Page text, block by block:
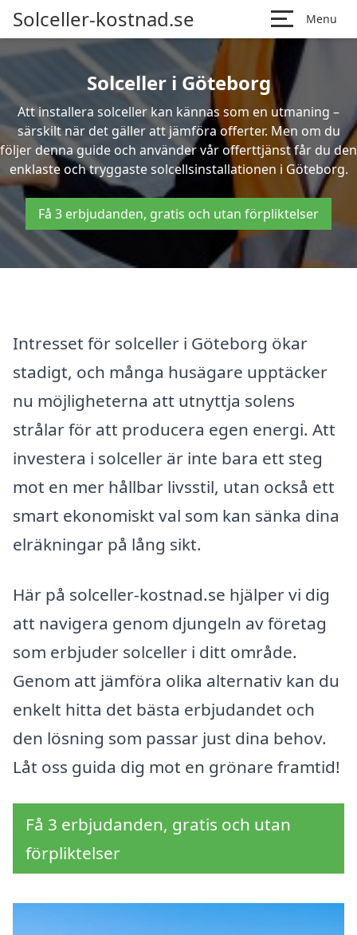
Solceller-kostnad.se Menu
Solceller i Göteborg
Att installera solceller kan kännas som en utmaning –
särskilt när det gäller att jämföra offerter. Men om du
följer denna guide och använder vår offerttjänst får du den
enklaste och tryggaste solcellsinstallationen i Göteborg.
Få 3 erbjudanden, gratis och utan förpliktelser
Intresset för solceller i Göteborg ökar
stadigt, och många husägare upptäcker
nu möjligheterna att utnyttja solens
strålar för att producera egen energi. Att
investera i solceller är inte bara ett steg
mot en mer hållbar livsstil, utan också ett
smart ekonomiskt val som kan sänka dina
elräkningar på lång sikt.
Här på solceller-kostnad.se hjälper vi dig
att navigera genom djungeln av företag
som erbjuder solceller i ditt område.
Genom att jämföra olika alternativ kan du
enkelt hitta det bästa erbjudandet och
den lösning som passar just dina behov.
Låt oss guida dig mot en grönare framtid!
Få 3 erbjudanden, gratis och utan
förpliktelser